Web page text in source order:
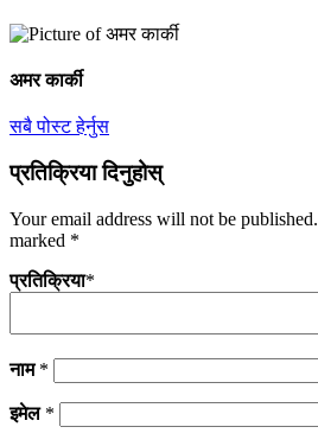
अमर कार्की
सबै पोस्ट हेर्नुस
प्रतिक्रिया दिनुहोस्
Your email address will not be published.
marked *
प्रतिक्रिया*
नाम *
इमेल *